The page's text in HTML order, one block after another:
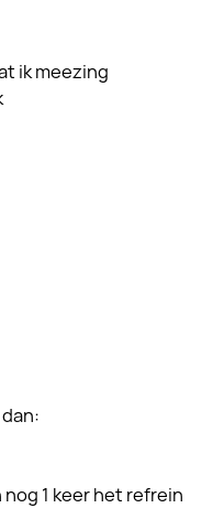
ik meezing
nog 1 keer het refrein